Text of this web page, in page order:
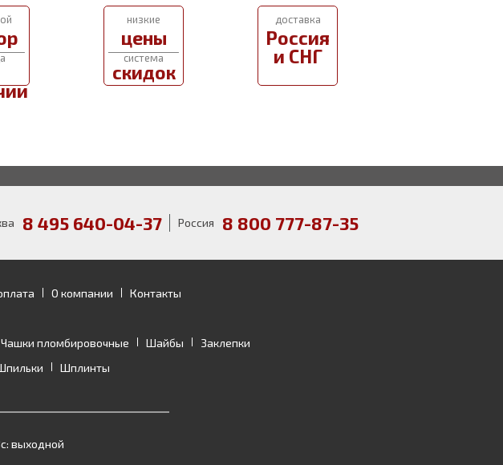
низкие
цены
система
скидок
доставка
Россия
и СНГ
8 495 640-04-37 Россия 8 800 777-87-35
О компании Контакты
Чашки пломбировочные Шайбы
Заклепки
Шплинты
выходной